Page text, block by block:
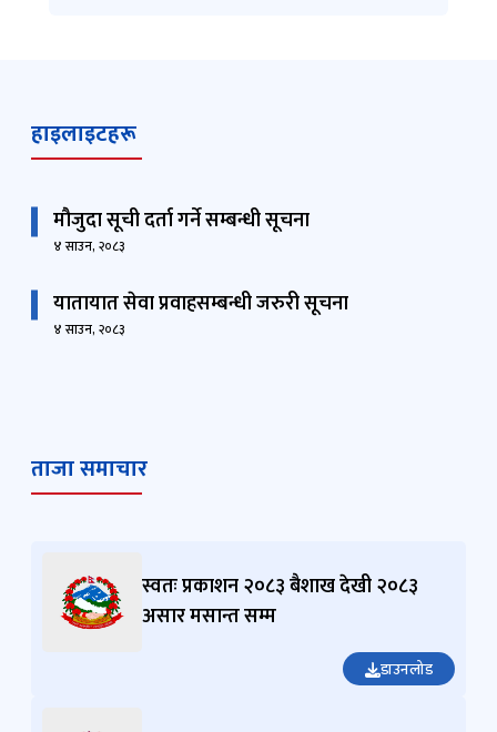
हाइलाइटहरू
मौजुदा सूची दर्ता गर्ने सम्बन्धी सूचना
४ साउन, २०८३
यातायात सेवा प्रवाहसम्बन्धी जरुरी सूचना
४ साउन, २०८३
ताजा समाचार
स्वतः प्रकाशन २०८३ बैशाख देखी २०८३
असार मसान्त सम्म
डाउनलोड